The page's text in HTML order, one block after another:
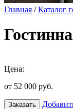
Главная /Каталог
Цена:
от 52 000 руб.
Заказать